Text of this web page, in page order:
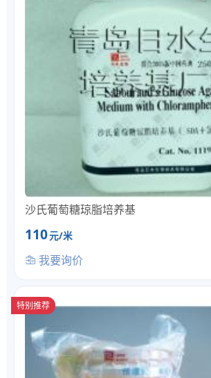
沙氏葡萄糖琼脂培养基
110元/米
我要询价
特别推荐